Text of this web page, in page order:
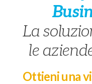
La
le
Ottieni una